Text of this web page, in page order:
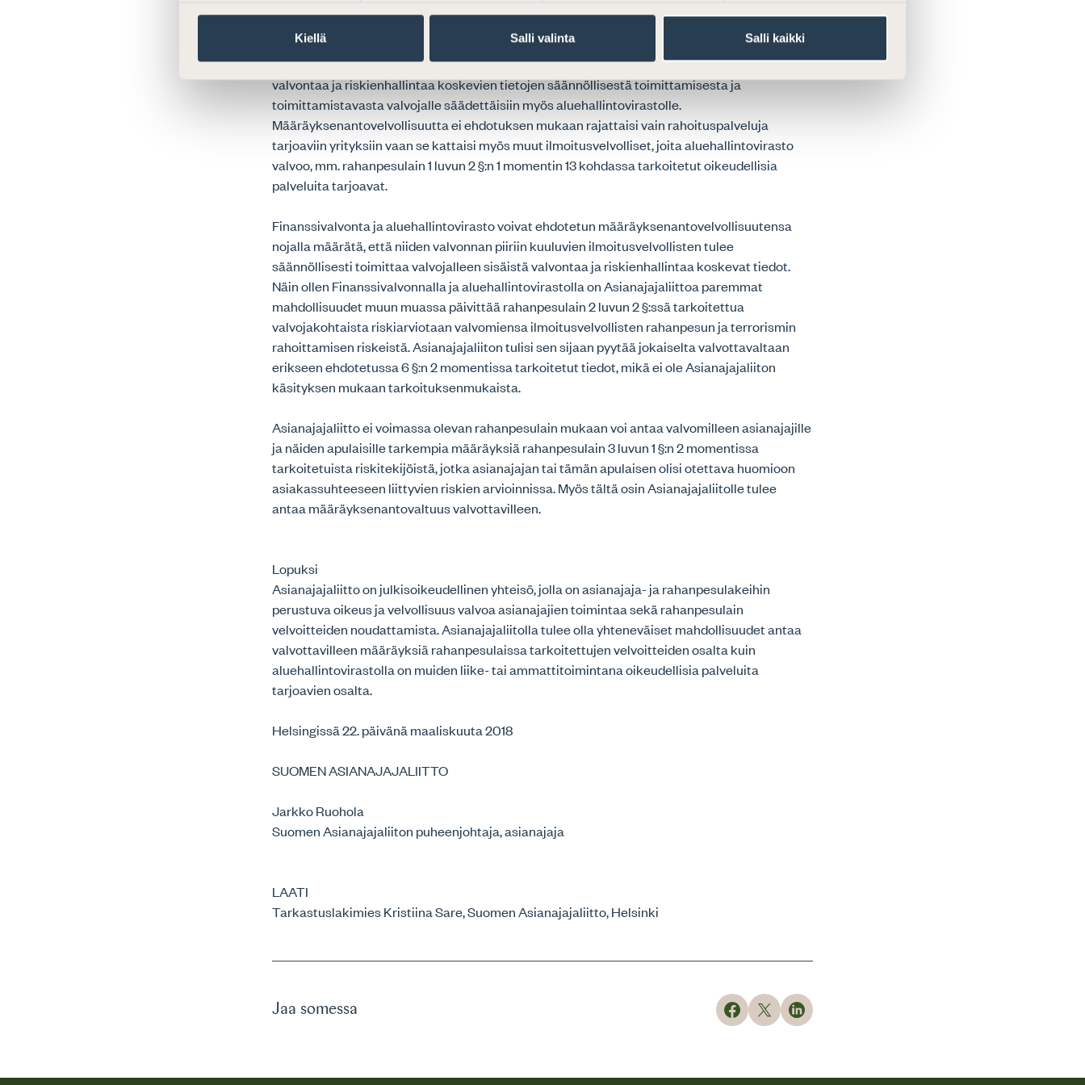
Kiellä Salli valinta Salli kaikki
Ehdotetun rahanpesulain 9 luvun 6 §:n 2 momentin lisäystä koskevien yksityiskohtaisten
perustelujen mukaan oikeus antaa määräyksiä valvomiensa ilmoitusvelvollisten sisäistä
valvontaa ja riskienhallintaa koskevien tietojen säännöllisestä toimittamisesta ja
toimittamistavasta valvojalle säädettäisiin myös aluehallintovirastolle.
Määräyksenantovelvollisuutta ei ehdotuksen mukaan rajattaisi vain rahoituspalveluja
tarjoaviin yrityksiin vaan se kattaisi myös muut ilmoitusvelvolliset, joita aluehallintovirasto
valvoo, mm. rahanpesulain 1 luvun 2 §:n 1 momentin 13 kohdassa tarkoitetut oikeudellisia
palveluita tarjoavat.
Finanssivalvonta ja aluehallintovirasto voivat ehdotetun määräyksenantovelvollisuutensa
nojalla määrätä, että niiden valvonnan piiriin kuuluvien ilmoitusvelvollisten tulee
säännöllisesti toimittaa valvojalleen sisäistä valvontaa ja riskienhallintaa koskevat tiedot.
Näin ollen Finanssivalvonnalla ja aluehallintovirastolla on Asianajajaliittoa paremmat
mahdollisuudet muun muassa päivittää rahanpesulain 2 luvun 2 §:ssä tarkoitettua
valvojakohtaista riskiarviotaan valvomiensa ilmoitusvelvollisten rahanpesun ja terrorismin
rahoittamisen riskeistä. Asianajajaliiton tulisi sen sijaan pyytää jokaiselta valvottavaltaan
erikseen ehdotetussa 6 §:n 2 momentissa tarkoitetut tiedot, mikä ei ole Asianajajaliiton
käsityksen mukaan tarkoituksenmukaista.
Asianajajaliitto ei voimassa olevan rahanpesulain mukaan voi antaa valvomilleen asianajajille
ja näiden apulaisille tarkempia määräyksiä rahanpesulain 3 luvun 1 §:n 2 momentissa
tarkoitetuista riskitekijöistä, jotka asianajajan tai tämän apulaisen olisi otettava huomioon
asiakassuhteeseen liittyvien riskien arvioinnissa. Myös tältä osin Asianajajaliitolle tulee
antaa määräyksenantovaltuus valvottavilleen.
Lopuksi
Asianajajaliitto on julkisoikeudellinen yhteisö, jolla on asianajaja- ja rahanpesulakeihin
perustuva oikeus ja velvollisuus valvoa asianajajien toimintaa sekä rahanpesulain
velvoitteiden noudattamista. Asianajajaliitolla tulee olla yhteneväiset mahdollisuudet antaa
valvottavilleen määräyksiä rahanpesulaissa tarkoitettujen velvoitteiden osalta kuin
aluehallintovirastolla on muiden liike- tai ammattitoimintana oikeudellisia palveluita
tarjoavien osalta.
Helsingissä 22. päivänä maaliskuuta 2018
SUOMEN ASIANAJAJALIITTO
Jarkko Ruohola
Suomen Asianajajaliiton puheenjohtaja, asianajaja
LAATI
Tarkastuslakimies Kristiina Sare, Suomen Asianajajaliitto, Helsinki
Jaa somessa